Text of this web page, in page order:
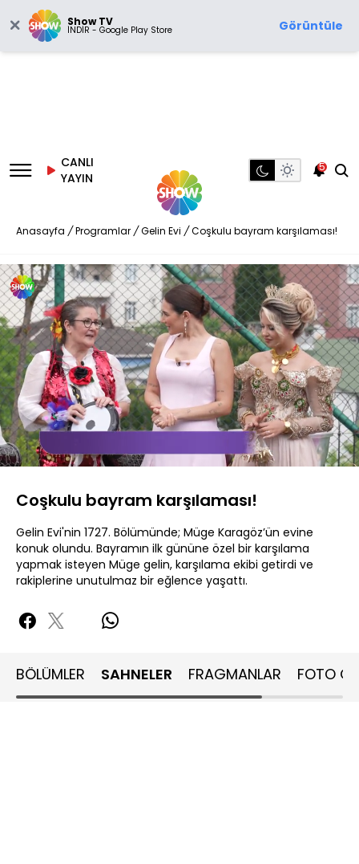
Show TV
İNDİR - Google Play Store Görüntüle
CANLI
YAYIN
5
Anasayfa / Programlar / Gelin Evi / Coşkulu bayram karşılaması!
Sesi
Aç
480P
Yüklendi:
21.90%
Oynatma
Hızı
Coşkulu bayram karşılaması!
Gelin Evi'nin 1727. Bölümünde; Müge Karagöz’ün evine
konuk olundu. Bayramın ilk gününe özel bir karşılama
yapmak isteyen Müge gelin, karşılama ekibi getirdi ve
rakiplerine unutulmaz bir eğlence yaşattı.
BÖLÜMLER SAHNELER FRAGMANLAR FOTO